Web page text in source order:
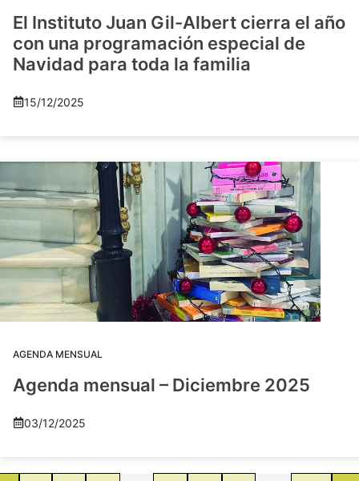
El Instituto Juan Gil-Albert cierra el año
con una programación especial de
Navidad para toda la familia
15/12/2025
AGENDA MENSUAL
Agenda mensual – Diciembre 2025
03/12/2025